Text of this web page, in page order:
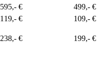
595,- €
499,- €
119,- € 109,- €
238,- € 199,- €